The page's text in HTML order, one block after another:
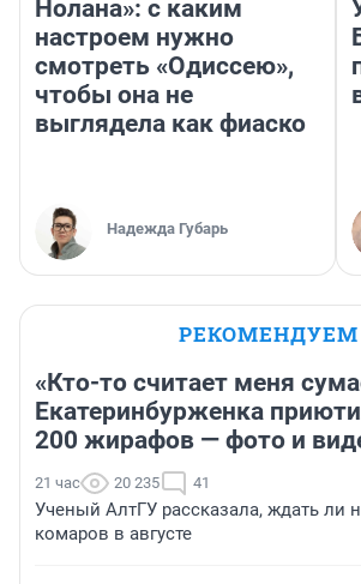
Нолана»: с каким
настроем нужно
смотреть «Одиссею»,
чтобы она не
выглядела как фиаско
Надежда Губарь
РЕКОМЕНДУЕМ
«Кто-то считает меня
Екатеринбурженка
200 жирафов — фото и
21 час 20 235 41
Ученый АлтГУ рассказала, ждать ли
комаров в августе